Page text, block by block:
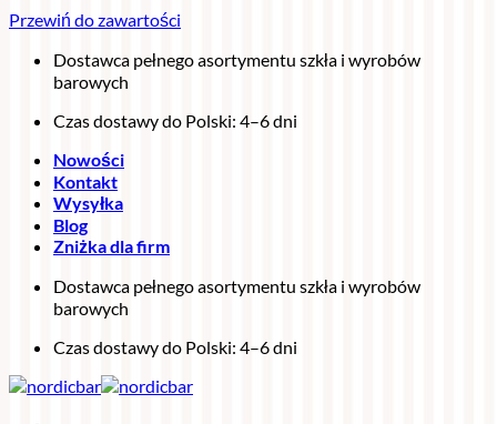
Przewiń do zawartości
Dostawca pełnego asortymentu szkła i wyrobów
barowych
Czas dostawy do Polski: 4–6 dni
Nowości
Kontakt
Wysyłka
Blog
Zniżka dla firm
Dostawca pełnego asortymentu szkła i wyrobów
barowych
Czas dostawy do Polski: 4–6 dni